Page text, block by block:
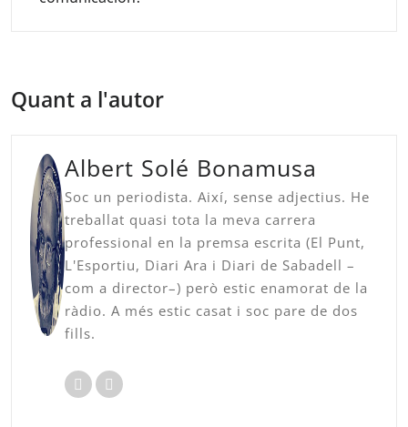
Quant a l'autor
Albert Solé Bonamusa
Soc un periodista. Així, sense adjectius. He
treballat quasi tota la meva carrera
professional en la premsa escrita (El Punt,
L'Esportiu, Diari Ara i Diari de Sabadell –
com a director–) però estic enamorat de la
ràdio. A més estic casat i soc pare de dos
fills.